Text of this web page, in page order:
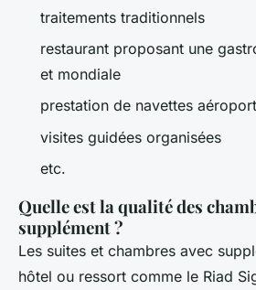
traitements traditionnels
restaurant proposant une
et mondiale
prestation de navettes
visites guidées organisées
etc.
Quelle est la qualité des
supplément ?
Les suites et chambres avec
hôtel ou ressort comme le Riad